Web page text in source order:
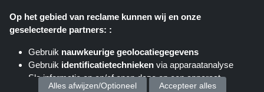
Shoppingspout.nl is een website die u deals, kortingen en kortingscodes
biedt; deze deals of aanbiedingen worden beschikbaar gesteld door
verschillende affiliate netwerken. Shoppingspout.nl of zijn medewerkers
maken geen deel uit van het bestelproces wanneer u een bestelling plaatst
Op het gebied van reclame kunnen wij en onze
geselecteerde partners: :
Gebruik nauwkeurige geolocatiegegevens
Gebruik identificatietechnieken via apparaatanalyse
Sla informatie op en/of open deze op een apparaat
Alles afwijzen/Optioneel Accepteer alles